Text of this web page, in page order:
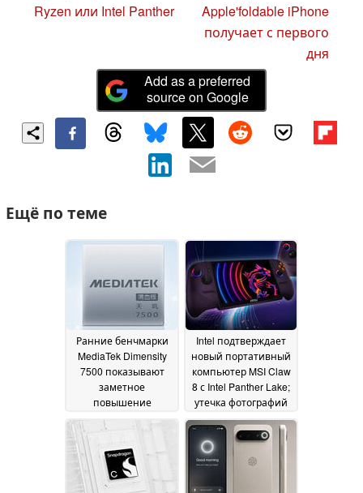
Ryzen или Intel Panther
Apple'foldable iPhone
получает с первого
дня
Add as a preferred
source on Google
Ещё по теме
Ранние бенчмарки
MediaTek Dimensity
7500 показывают
заметное
повышение
производительности
процессора
31 May 2026
Intel подтверждает
новый портативный
компьютер MSI Claw
8 с Intel Panther Lake;
утечка фотографий
показывает
радикальный
дизайн